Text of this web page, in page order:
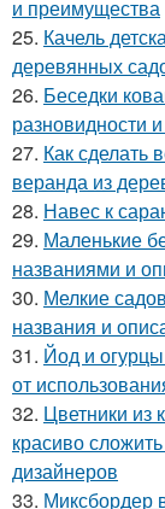
и преимущества
25. Качель
деревянных
26. Беседки
разновидности
27. Как сделать
веранда из
28. Навес к
29. Маленькие
названиями и
30. Мелкие
названия и
31. Йод и
от
32. Цветники из
красиво
дизайнеров
33. Миксбордер